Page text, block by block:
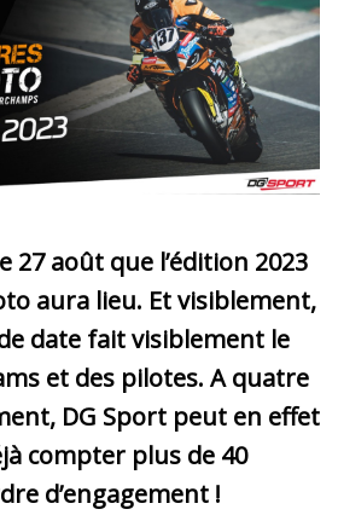
27 août que l’édition 2023
aura lieu. Et visiblement,
date fait visiblement le
et des pilotes. A quatre
DG Sport peut en effet
compter plus de 40
d’engagement !